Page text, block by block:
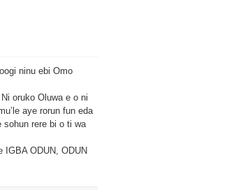
ninu ebi Omo
oruko Oluwa e o ni
aye rorun fun eda
rere bi o ti wa
IGBA ODUN, ODUN